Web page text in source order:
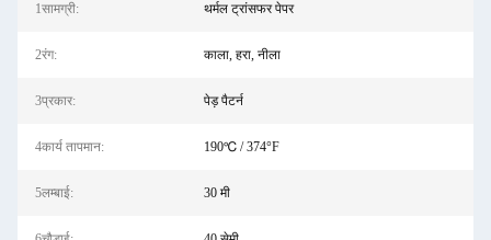
1सामग्री: थर्मल ट्रांसफर पेपर
2रंग: काला, हरा, नीला
3प्रकार: पेड़ पैटर्न
4कार्य तापमान: 190℃ / 374°F
5लम्बाई: 30 मी